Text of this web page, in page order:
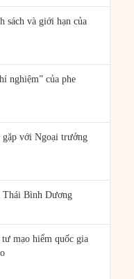
sách và giới hạn của
nghiệm” của phe
gặp với Ngoại trưởng
Thái Bình Dương
mạo hiểm quốc gia